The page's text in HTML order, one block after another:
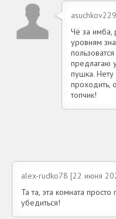
Чё за имба,
уровням
предлагаю
пушка. Нету
проходить,
топчик!
alex-rudko78 [22 июня
Та та, эта комната
убедиться!